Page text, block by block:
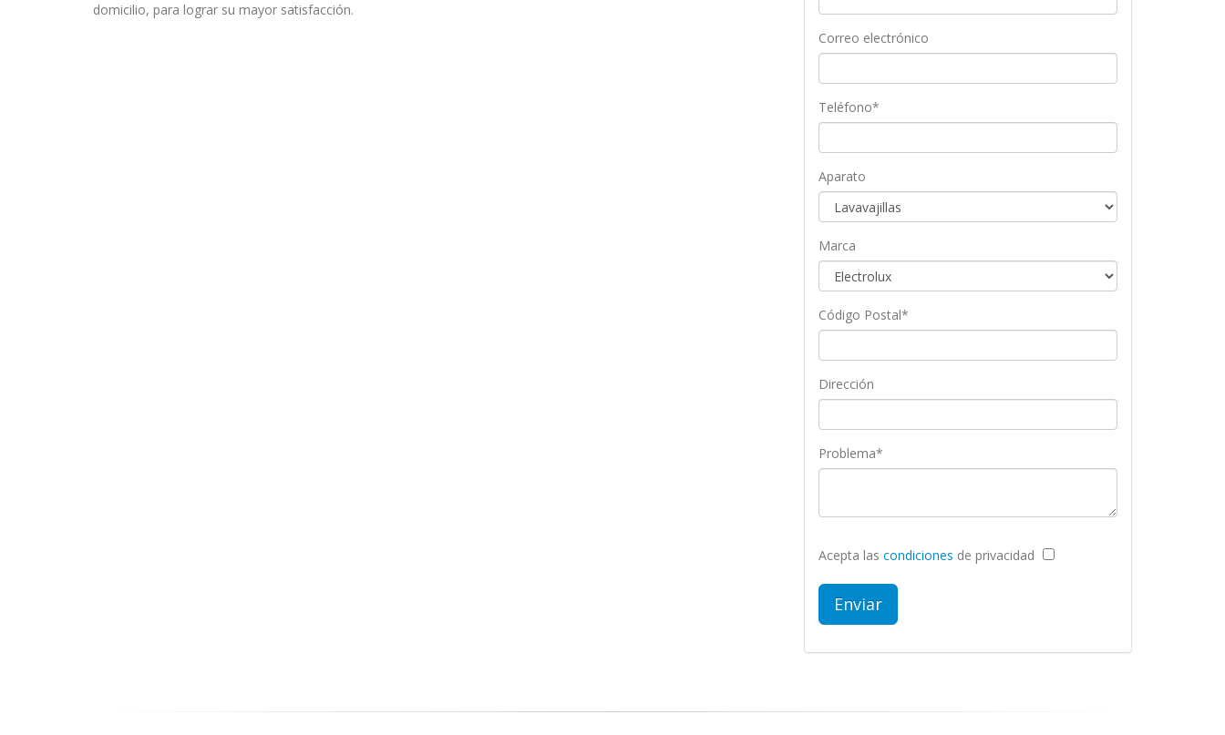
domicilio, para lograr su mayor satisfacción.
Correo electrónico
Teléfono*
Aparato
Marca
Código Postal*
Dirección
Problema*
Acepta las condiciones de privacidad